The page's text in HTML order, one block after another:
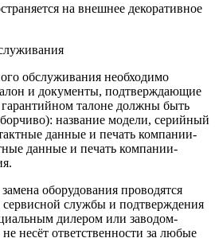
на внешнее декоративное
обслуживания необходимо
и документы, подтверждающие
талоне должны быть
название модели, серийный
данные и печать компании-
данные и печать компании-
оборудования проводятся
службы и подтверждения
дилером или заводом-
несёт ответственности за любые